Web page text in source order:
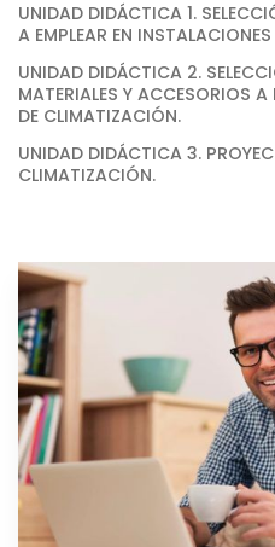
UNIDAD DIDÁCTICA 1.
A EMPLEAR EN
UNIDAD DIDÁCTICA 2.
MATERIALES Y ACCESORIOS A
DE CLIMATIZACIÓN.
UNIDAD DIDÁCTICA 3.
CLIMATIZACIÓN.